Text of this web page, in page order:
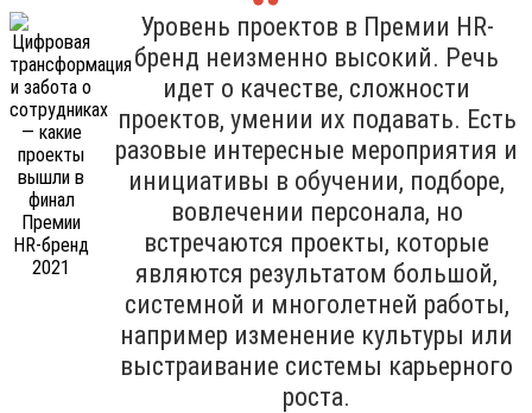
Уровень проектов в Премии HR-
бренд неизменно высокий. Речь
идет о качестве, сложности
проектов, умении их подавать. Есть
разовые интересные мероприятия и
инициативы в обучении, подборе,
вовлечении персонала, но
встречаются проекты, которые
являются результатом большой,
системной и многолетней работы,
например изменение культуры или
выстраивание системы карьерного
роста.